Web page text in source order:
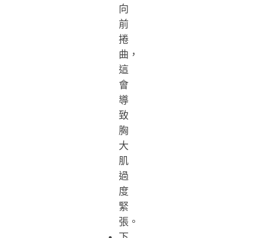
向
前
捲
曲，
這
會
導
致
胸
大
肌
過
度
緊
張。